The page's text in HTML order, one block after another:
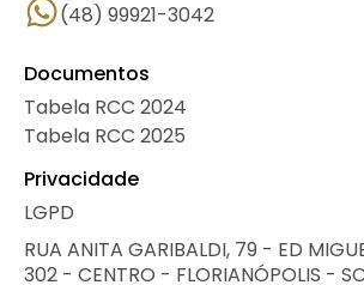
(48) 99921-3042
Documentos
Tabela RCC 2024
Tabela RCC 2025
Privacidade
LGPD
RUA ANITA GARIBALDI, 79 - ED
302 - CENTRO - FLORIANÓPOLIS - SC